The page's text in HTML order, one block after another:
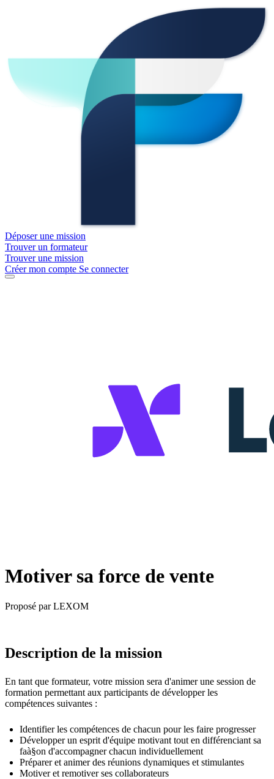
Déposer une mission
Trouver un formateur
Trouver une mission
Créer mon compte Se connecter
Motiver sa force de vente
Proposé par LEXOM
Description de la mission
En tant que formateur, votre mission sera d'animer une session de
formation permettant aux participants de développer les
compétences suivantes :
Identifier les compétences de chacun pour les faire progresser
Développer un esprit d'équipe motivant tout en différenciant sa
faà§on d'accompagner chacun individuellement
Préparer et animer des réunions dynamiques et stimulantes
Motiver et remotiver ses collaborateurs